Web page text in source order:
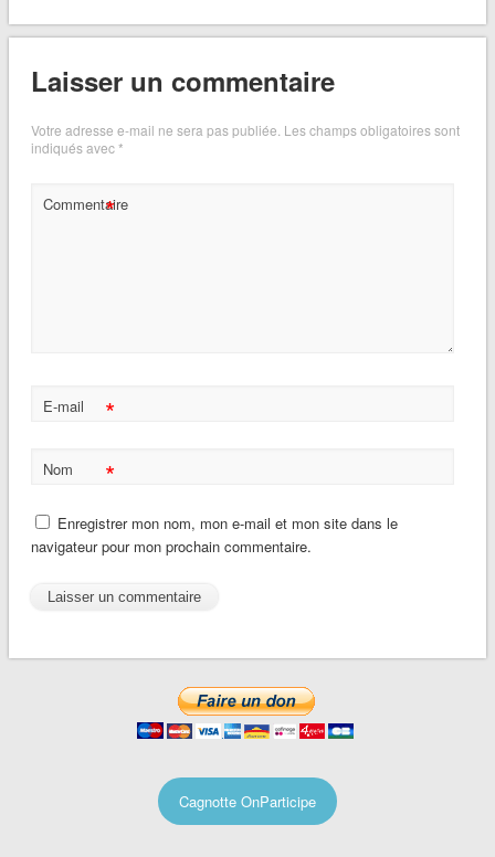
Laisser un commentaire
Votre adresse e-mail ne sera pas publiée. Les champs obligatoires sont
indiqués avec*
Commentaire
*
E-mail *
Nom *
Enregistrer mon nom, mon e-mail et mon site dans le
navigateur pour mon prochain commentaire.
Cagnotte OnParticipe